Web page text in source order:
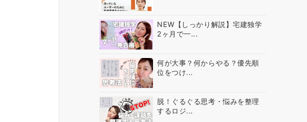
NEW【しっかり解説】宅建独学
2ヶ月で一...
何が大事？何からやる？優先順
位をつけ...
脱！ぐるぐる思考・悩みを整理
するロジ...